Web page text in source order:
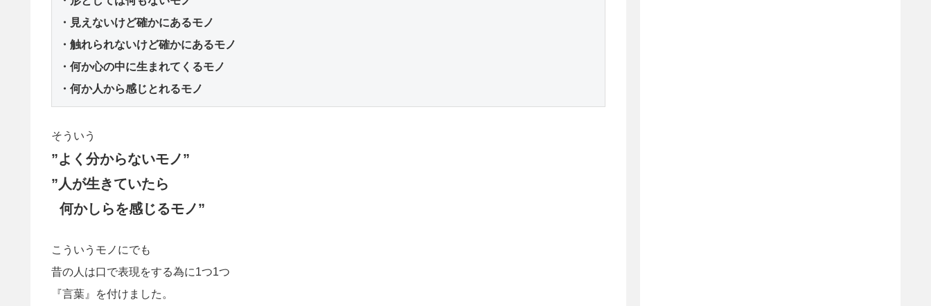
・見えないけど確かにあるモノ
・触れられないけど確かにあるモノ
・何か心の中に生まれてくるモノ
・何か人から感じとれるモノ
そういう
”よく分からないモノ”
”人が生きていたら
何かしらを感じるモノ”
こういうモノにでも
昔の人は口で表現をする為に1つ1つ
『言葉』を付けました。